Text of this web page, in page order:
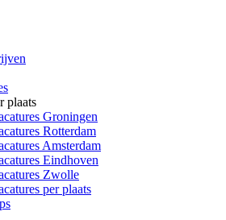
plaats
Groningen
Rotterdam
Amsterdam
Eindhoven
Zwolle
per plaats